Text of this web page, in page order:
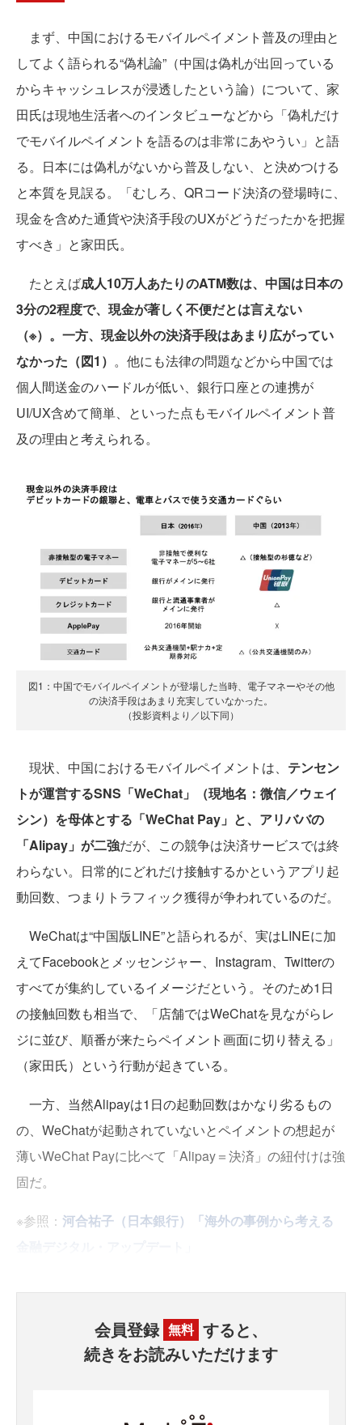
まず、中国におけるモバイルペイメント普及の理由と
してよく語られる“偽札論”（中国は偽札が出回っている
からキャッシュレスが浸透したという論）について、家
田氏は現地生活者へのインタビューなどから「偽札だけ
でモバイルペイメントを語るのは非常にあやうい」と語
る。日本には偽札がないから普及しない、と決めつける
と本質を見誤る。「むしろ、QRコード決済の登場時に、
現金を含めた通貨や決済手段のUXがどうだったかを把握
すべき」と家田氏。
たとえば成人10万人あたりのATM数は、中国は日本の
3分の2程度で、現金が著しく不便だとは言えない
（※）。一方、現金以外の決済手段はあまり広がってい
なかった（図1） 。他にも法律の問題などから中国では
個人間送金のハードルが低い、銀行口座との連携が
UI/UX含めて簡単、といった点もモバイルペイメント普
及の理由と考えられる。
図1：中国でモバイルペイメントが登場した当時、電子マネーやその他
の決済手段はあまり充実していなかった。
（投影資料より／以下同）
現状、中国におけるモバイルペイメントは、 テンセン
トが運営するSNS「WeChat」（現地名：微信／ウェイ
シン）を母体とする「WeChat Pay」と、アリババの
「Alipay」が二強だが、この競争は決済サービスでは終
わらない。日常的にどれだけ接触するかというアプリ起
動回数、つまりトラフィック獲得が争われているのだ。
WeChatは“中国版LINE”と語られるが、実はLINEに加
えてFacebookとメッセンジャー、Instagram、Twitterの
すべてが集約しているイメージだという。そのため1日
の接触回数も相当で、「店舗ではWeChatを見ながらレ
ジに並び、順番が来たらペイメント画面に切り替える」
（家田氏）という行動が起きている。
一方、当然Alipayは1日の起動回数はかなり劣るもの
の、WeChatが起動されていないとペイメントの想起が
薄いWeChat Payに比べて「Alipay＝決済」の紐付けは強
固だ。
※参照： 河合祐子（日本銀行）「海外の事例から考える
会員登録 無料 すると、
続きをお読みいただけます